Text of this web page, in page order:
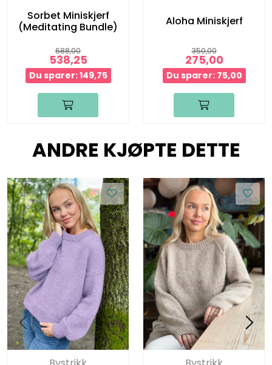
Sorbet Miniskjerf
(Meditating Bundle)
688,00
538,25
Du sparer: 149,75
Aloha Miniskjerf
350,00
275,00
Du sparer: 75,00
ANDRE KJØPTE DETTE